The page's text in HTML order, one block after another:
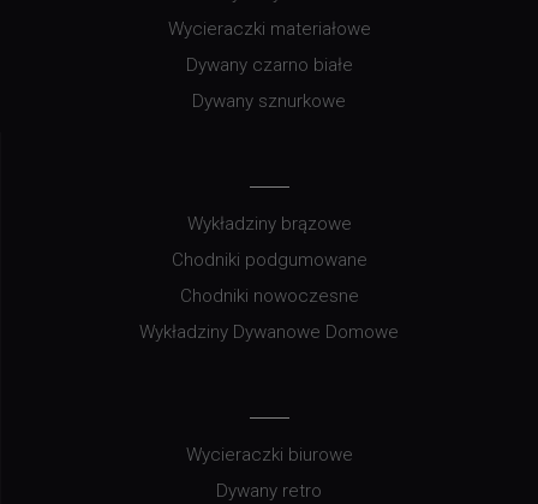
Wycieraczki materiałowe
Dywany czarno białe
Dywany sznurkowe
Wykładziny brązowe
Chodniki podgumowane
Chodniki nowoczesne
Wykładziny Dywanowe Domowe
Wycieraczki biurowe
Dywany retro